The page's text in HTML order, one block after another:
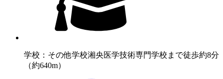
学校：その他学校湘央医学技術専門学校まで徒歩約8分
（約640m）